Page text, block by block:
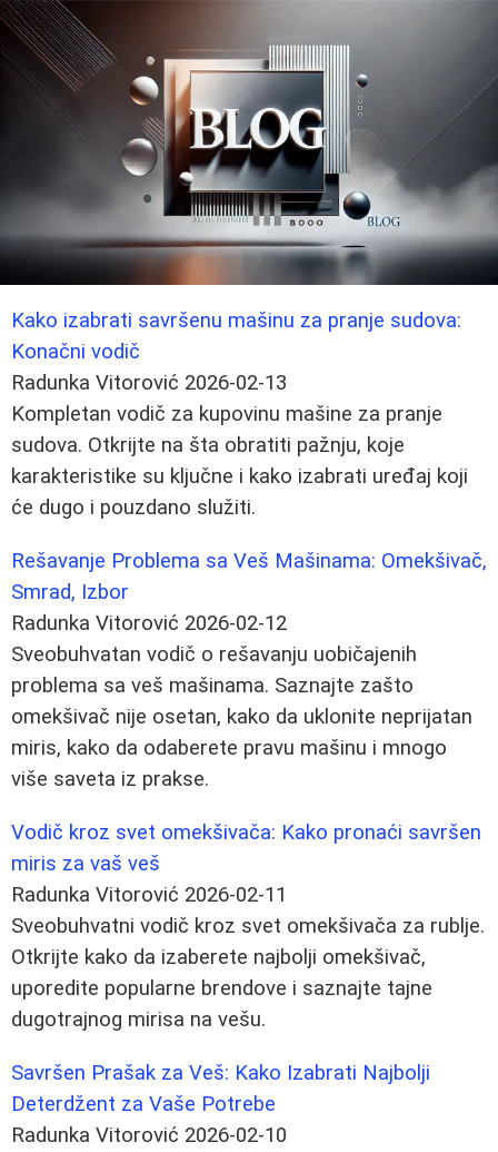
Kako izabrati savršenu mašinu za pranje sudova:
Konačni vodič
Radunka Vitorović 2026-02-13
Kompletan vodič za kupovinu mašine za pranje
sudova. Otkrijte na šta obratiti pažnju, koje
karakteristike su ključne i kako izabrati uređaj koji
će dugo i pouzdano služiti.
Rešavanje Problema sa Veš Mašinama: Omekšivač,
Smrad, Izbor
Radunka Vitorović 2026-02-12
Sveobuhvatan vodič o rešavanju uobičajenih
problema sa veš mašinama. Saznajte zašto
omekšivač nije osetan, kako da uklonite neprijatan
miris, kako da odaberete pravu mašinu i mnogo
više saveta iz prakse.
Vodič kroz svet omekšivača: Kako pronaći savršen
miris za vaš veš
Radunka Vitorović 2026-02-11
Sveobuhvatni vodič kroz svet omekšivača za rublje.
Otkrijte kako da izaberete najbolji omekšivač,
uporedite popularne brendove i saznajte tajne
dugotrajnog mirisa na vešu.
Savršen Prašak za Veš: Kako Izabrati Najbolji
Deterdžent za Vaše Potrebe
Radunka Vitorović 2026-02-10